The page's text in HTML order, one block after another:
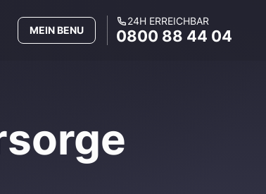
MEIN BENU
24H ERREICHBAR
0800 88 44 04